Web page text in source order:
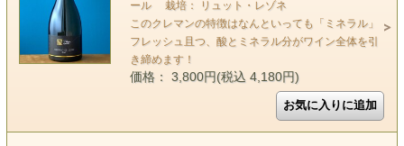
ール 栽培： リュット・レゾネ
このクレマンの特徴はなんといっても「ミネラル」
フレッシュ且つ、酸とミネラル分がワイン全体を引
き締めます！
価格： 3,800円(税込 4,180円)